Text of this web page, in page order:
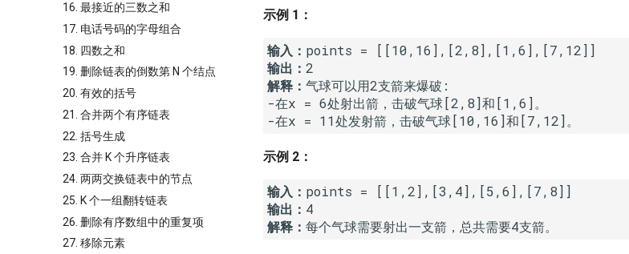
16. 最接近的三数之和
17. 电话号码的字母组合
18. 四数之和
19. 删除链表的倒数第 N 个结点
20. 有效的括号
21. 合并两个有序链表
22. 括号生成
23. 合并 K 个升序链表
24. 两两交换链表中的节点
25. K 个一组翻转链表
26. 删除有序数组中的重复项
27. 移除元素
示例 1：
输入：
输出：
解释： 气球可以用2支箭来爆破:
-在x = 6处射出箭，击破气球[2,8]和[1,6]。
-在x = 11处发射箭，击破气球[10,16]和[7,12]。
示例 2：
输入：
输出：
解释： 每个气球需要射出一支箭，总共需要4支箭。